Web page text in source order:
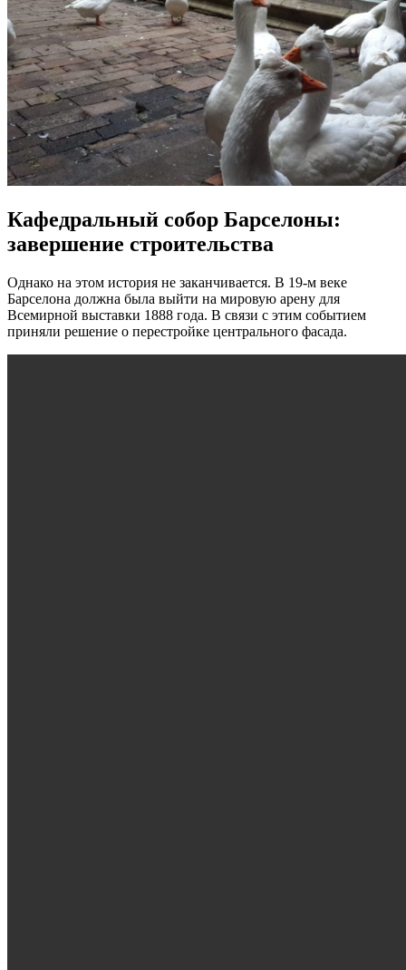
Кафедральный собор Барселоны:
завершение строительства
Однако на этом история не заканчивается. В 19-м веке
Барселона должна была выйти на мировую арену для
Всемирной выставки 1888 года. В связи с этим событием
приняли решение о перестройке центрального фасада.